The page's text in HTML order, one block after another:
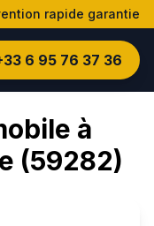
rapide garantie
6 95 76 37 36
à
(59282)